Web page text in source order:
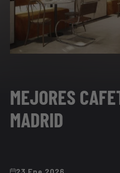
MEJORES
MADRID